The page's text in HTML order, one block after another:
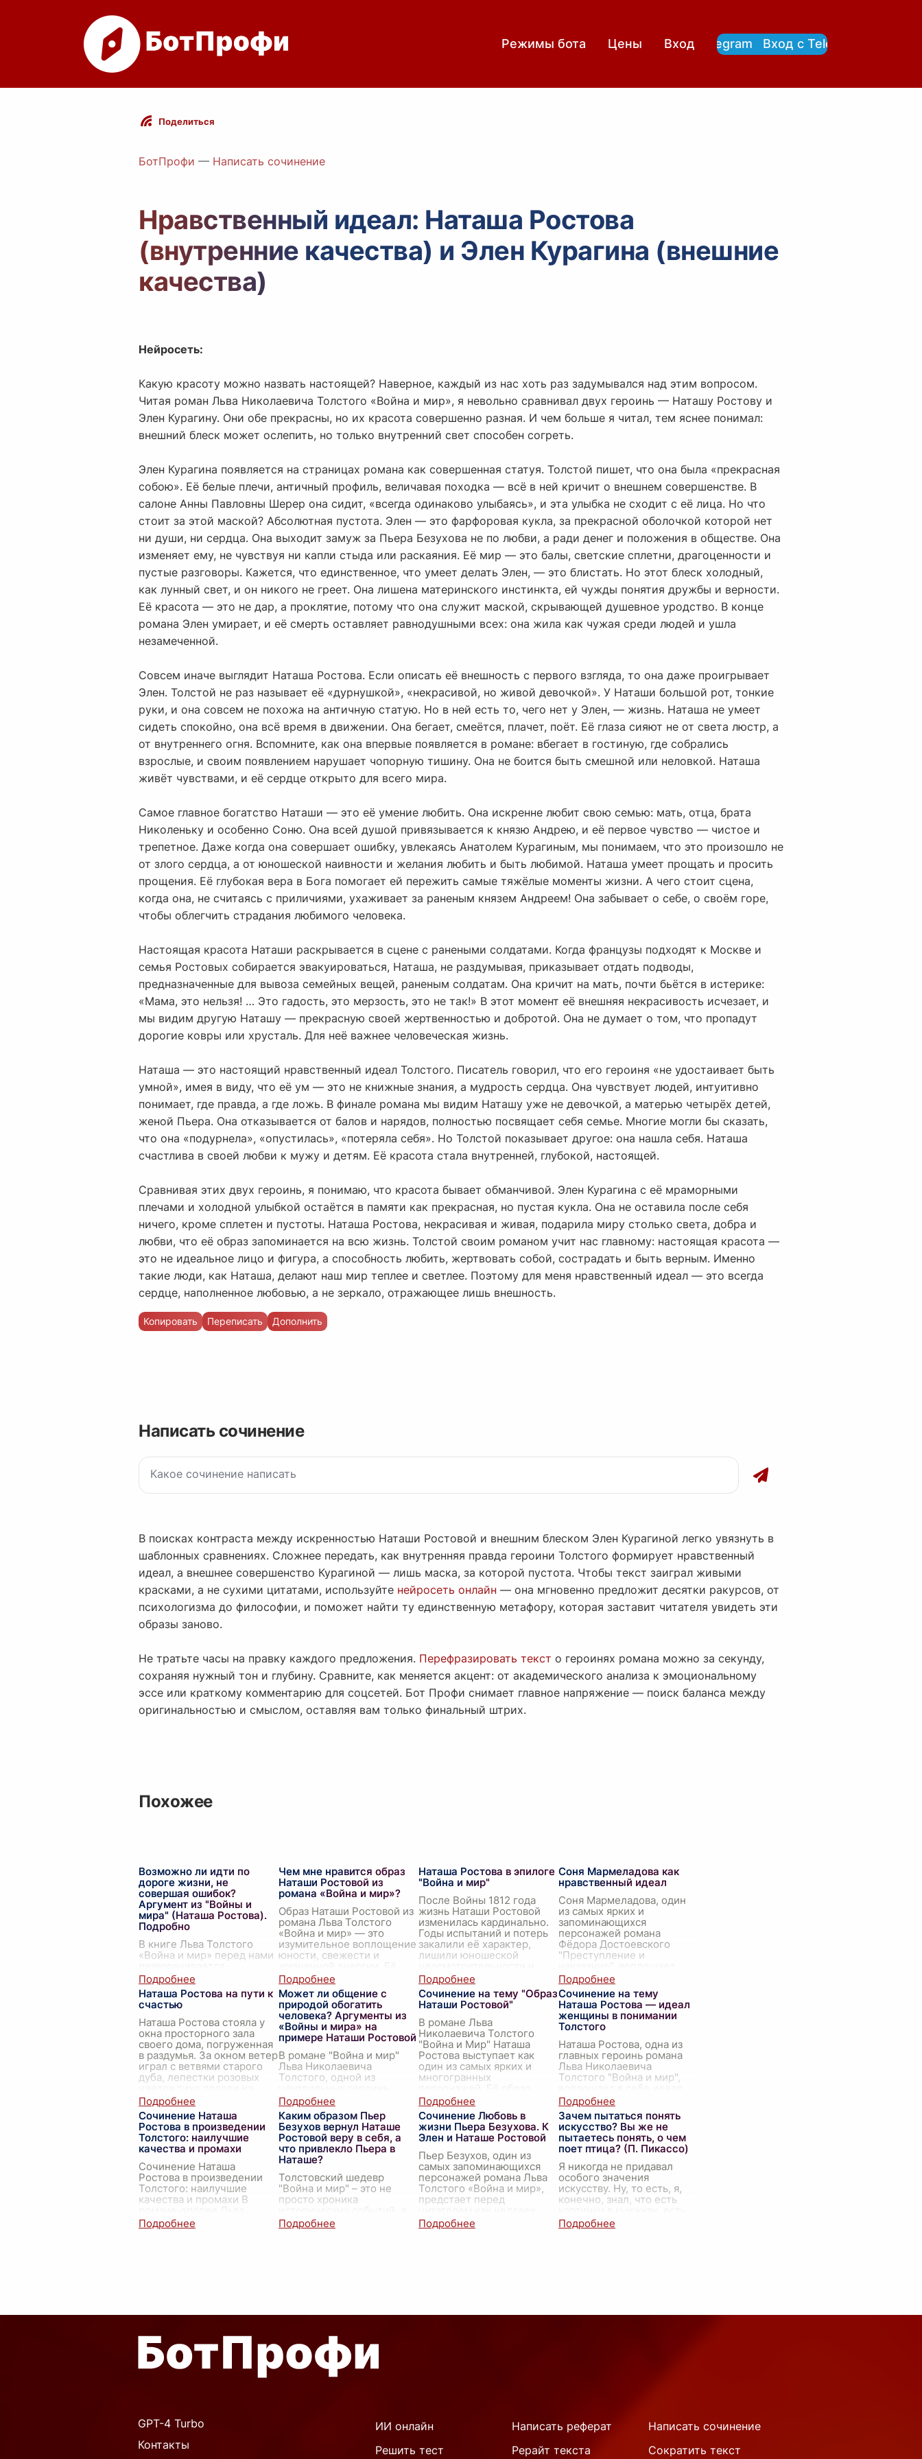
Режимы бота Цены Вход
Вход с Telegram Вход с Telegram
Поделиться
БотПрофи — Написать сочинение
Нравственный идеал: Наташа Ростова
(внутренние качества) и Элен Курагина (внешние
качества)
Нейросеть:
Какую красоту можно назвать настоящей? Наверное, каждый из нас хоть раз задумывался над этим вопросом.
Читая роман Льва Николаевича Толстого «Война и мир», я невольно сравнивал двух героинь — Наташу Ростову и
Элен Курагину. Они обе прекрасны, но их красота совершенно разная. И чем больше я читал, тем яснее понимал:
внешний блеск может ослепить, но только внутренний свет способен согреть.
Элен Курагина появляется на страницах романа как совершенная статуя. Толстой пишет, что она была «прекрасная
собою». Её белые плечи, античный профиль, величавая походка — всё в ней кричит о внешнем совершенстве. В
салоне Анны Павловны Шерер она сидит, «всегда одинаково улыбаясь», и эта улыбка не сходит с её лица. Но что
стоит за этой маской? Абсолютная пустота. Элен — это фарфоровая кукла, за прекрасной оболочкой которой нет
ни души, ни сердца. Она выходит замуж за Пьера Безухова не по любви, а ради денег и положения в обществе. Она
изменяет ему, не чувствуя ни капли стыда или раскаяния. Её мир — это балы, светские сплетни, драгоценности и
пустые разговоры. Кажется, что единственное, что умеет делать Элен, — это блистать. Но этот блеск холодный,
как лунный свет, и он никого не греет. Она лишена материнского инстинкта, ей чужды понятия дружбы и верности.
Её красота — это не дар, а проклятие, потому что она служит маской, скрывающей душевное уродство. В конце
романа Элен умирает, и её смерть оставляет равнодушными всех: она жила как чужая среди людей и ушла
незамеченной.
Совсем иначе выглядит Наташа Ростова. Если описать её внешность с первого взгляда, то она даже проигрывает
Элен. Толстой не раз называет её «дурнушкой», «некрасивой, но живой девочкой». У Наташи большой рот, тонкие
руки, и она совсем не похожа на античную статую. Но в ней есть то, чего нет у Элен, — жизнь. Наташа не умеет
сидеть спокойно, она всё время в движении. Она бегает, смеётся, плачет, поёт. Её глаза сияют не от света люстр, а
от внутреннего огня. Вспомните, как она впервые появляется в романе: вбегает в гостиную, где собрались
взрослые, и своим появлением нарушает чопорную тишину. Она не боится быть смешной или неловкой. Наташа
живёт чувствами, и её сердце открыто для всего мира.
Самое главное богатство Наташи — это её умение любить. Она искренне любит свою семью: мать, отца, брата
Николеньку и особенно Соню. Она всей душой привязывается к князю Андрею, и её первое чувство — чистое и
трепетное. Даже когда она совершает ошибку, увлекаясь Анатолем Курагиным, мы понимаем, что это произошло не
от злого сердца, а от юношеской наивности и желания любить и быть любимой. Наташа умеет прощать и просить
прощения. Её глубокая вера в Бога помогает ей пережить самые тяжёлые моменты жизни. А чего стоит сцена,
когда она, не считаясь с приличиями, ухаживает за раненым князем Андреем! Она забывает о себе, о своём горе,
чтобы облегчить страдания любимого человека.
Настоящая красота Наташи раскрывается в сцене с ранеными солдатами. Когда французы подходят к Москве и
семья Ростовых собирается эвакуироваться, Наташа, не раздумывая, приказывает отдать подводы,
предназначенные для вывоза семейных вещей, раненым солдатам. Она кричит на мать, почти бьётся в истерике:
«Мама, это нельзя! … Это гадость, это мерзость, это не так!» В этот момент её внешняя некрасивость исчезает, и
мы видим другую Наташу — прекрасную своей жертвенностью и добротой. Она не думает о том, что пропадут
дорогие ковры или хрусталь. Для неё важнее человеческая жизнь.
Наташа — это настоящий нравственный идеал Толстого. Писатель говорил, что его героиня «не удостаивает быть
умной», имея в виду, что её ум — это не книжные знания, а мудрость сердца. Она чувствует людей, интуитивно
понимает, где правда, а где ложь. В финале романа мы видим Наташу уже не девочкой, а матерью четырёх детей,
женой Пьера. Она отказывается от балов и нарядов, полностью посвящает себя семье. Многие могли бы сказать,
что она «подурнела», «опустилась», «потеряла себя». Но Толстой показывает другое: она нашла себя. Наташа
счастлива в своей любви к мужу и детям. Её красота стала внутренней, глубокой, настоящей.
Сравнивая этих двух героинь, я понимаю, что красота бывает обманчивой. Элен Курагина с её мраморными
плечами и холодной улыбкой остаётся в памяти как прекрасная, но пустая кукла. Она не оставила после себя
ничего, кроме сплетен и пустоты. Наташа Ростова, некрасивая и живая, подарила миру столько света, добра и
любви, что её образ запоминается на всю жизнь. Толстой своим романом учит нас главному: настоящая красота —
это не идеальное лицо и фигура, а способность любить, жертвовать собой, сострадать и быть верным. Именно
такие люди, как Наташа, делают наш мир теплее и светлее. Поэтому для меня нравственный идеал — это всегда
сердце, наполненное любовью, а не зеркало, отражающее лишь внешность.
Копировать Переписать Дополнить
Написать сочинение
В поисках контраста между искренностью Наташи Ростовой и внешним блеском Элен Курагиной легко увязнуть в
шаблонных сравнениях. Сложнее передать, как внутренняя правда героини Толстого формирует нравственный
идеал, а внешнее совершенство Курагиной — лишь маска, за которой пустота. Чтобы текст заиграл живыми
красками, а не сухими цитатами, используйте нейросеть онлайн — она мгновенно предложит десятки ракурсов, от
психологизма до философии, и поможет найти ту единственную метафору, которая заставит читателя увидеть эти
образы заново.
Не тратьте часы на правку каждого предложения. Перефразировать текст о героинях романа можно за секунду,
сохраняя нужный тон и глубину. Сравните, как меняется акцент: от академического анализа к эмоциональному
эссе или краткому комментарию для соцсетей. Бот Профи снимает главное напряжение — поиск баланса между
оригинальностью и смыслом, оставляя вам только финальный штрих.
Похожее
Возможно ли идти по
дороге жизни, не
совершая ошибок?
Аргумент из "Войны и
мира" (Наташа Ростова).
Подробно
В книге Льва Толстого
«Война и мир» перед нами
множество сюжетных
линий, через которые
автор исследует
человеческую натуру и
вопросы, связанные с
жизненными ошибкам...
Чем мне нравится образ
Наташи Ростовой из
романа «Война и мир»?
Образ Наташи Ростовой из
романа Льва Толстого
«Война и мир» — это
изумительное воплощение
юности, свежести и
искренность,
непосредственность и
пылкая натура б...
Наташа Ростова в эпилоге
"Война и мир"
После Войны 1812 года
жизнь Наташи Ростовой
изменилась кардинально.
Годы испытаний и потерь
закалили её характер,
лишили юношеской
романтических мечтаний.
Тепе...
Соня Мармеладова как
нравственный идеал
Соня Мармеладова, один
из самых ярких и
запоминающихся
персонажей романа
Фёдора Достоевского
"Преступление и
собой нравственный
идеал, преломляющий
свет живот...
Наташа Ростова на пути к
счастью
Наташа Ростова стояла у
окна просторного зала
своего дома, погруженная
в раздумья. За окном ветер
играл с ветвями старого
дуба, лепестки розовых
землю, напоми
Может ли общение с
природой обогатить
человека? Аргументы из
«Войны и мира» на
примере Наташи Ростовой
В романе "Война и мир"
Льва Николаевича
Толстого, одной из
является Наташа Ростова,
чей характер и внутренний
мир значительно
обогащаются и
трансформируются бла...
Сочинение на тему "Образ
Наташи Ростовой"
В романе Льва
Николаевича Толстого
"Война и Мир" Наташа
Ростова выступает как
один из самых ярких и
многогранных
олицетворяет собой
душевную чистоту,
искреннос...
Сочинение на тему
Наташа Ростова — идеал
женщины в понимании
Толстого
Наташа Ростова, одна из
главных героинь романа
Льва Николаевича
Толстого "Война и мир",
женщины в понимании
великого русского
писателя. Её образ
многогранен...
Сочинение Наташа
Ростова в произведении
Толстого: наилучшие
качества и промахи
Сочинение Наташа
Ростова в произведении
Толстого: наилучшие
качества и промахи В
Николаевича Толстого
"Война и мир" Наташа
Каким образом Пьер
Безухов вернул Наташе
Ростовой веру в себя, а
что привлекло Пьера в
Наташе?
Толстовский шедевр
"Война и мир" – это не
просто хроника
глубокое исследование
человеческой души, её
Сочинение Любовь в
жизни Пьера Безухова. К
Элен и Наташе Ростовой
Пьер Безухов, один из
самых запоминающихся
персонажей романа Льва
Толстого «Война и мир»,
предстает перед
находящийся в постоянном
поиске смысла жизни. Он
Зачем пытаться понять
искусство? Вы же не
пытаетесь понять, о чем
поет птица? (П. Пикассо)
Я никогда не придавал
особого значения
искусству. Ну, то есть, я,
конечно, знал, что есть
памятники в городе, есть
музыка, которую мы
GPT-4 Turbo
Контакты
ИИ онлайн Написать реферат
Написать сочинение
Решить тест
Рерайт текста Сократить текст